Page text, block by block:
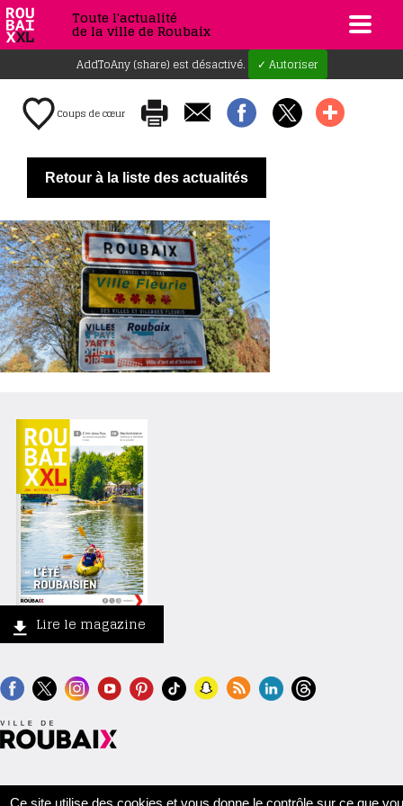
Toute l'actualité
de la ville de Roubaix
AddToAny (share) est désactivé. ✓ Autoriser
Coups de cœur
Retour à la liste des actualités
Lire le magazine
Contact Crédits Mentions légales Accessibilité
Ce site utilise des cookies et vous donne le contrôle sur ce que